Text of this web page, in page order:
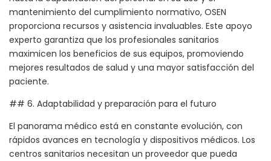
mantenimiento del cumplimiento normativo, OSEN
proporciona recursos y asistencia invaluables. Este apoyo
experto garantiza que los profesionales sanitarios
maximicen los beneficios de sus equipos, promoviendo
mejores resultados de salud y una mayor satisfacción del
paciente.
## 6. Adaptabilidad y preparación para el futuro
El panorama médico está en constante evolución, con
rápidos avances en tecnología y dispositivos médicos. Los
centros sanitarios necesitan un proveedor que pueda